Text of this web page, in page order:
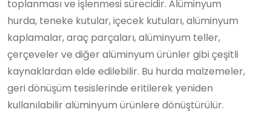
toplanması ve işlenmesi sürecidir. Alüminyum
hurda, teneke kutular, içecek kutuları, alüminyum
kaplamalar, araç parçaları, alüminyum teller,
çerçeveler ve diğer alüminyum ürünler gibi çeşitli
kaynaklardan elde edilebilir. Bu hurda malzemeler,
geri dönüşüm tesislerinde eritilerek yeniden
kullanılabilir alüminyum ürünlere dönüştürülür.